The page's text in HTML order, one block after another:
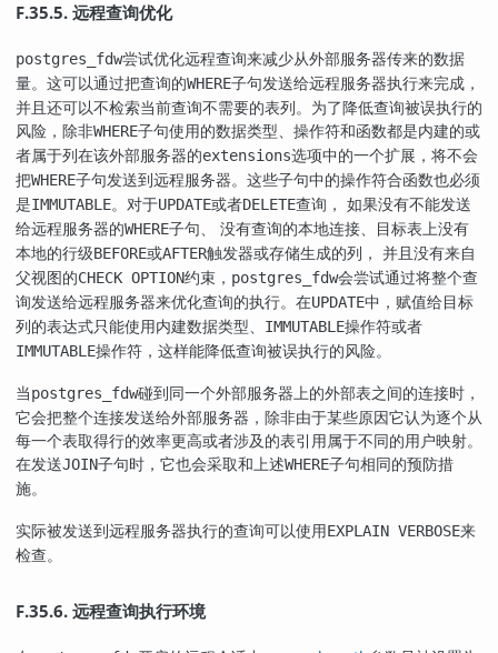
F.35.5. 远程查询优化
postgres_fdw尝试优化远程查询来减少从外部服务器传来的数据
量。这可以通过把查询的WHERE子句发送给远程服务器执行来完成，
并且还可以不检索当前查询不需要的表列。为了降低查询被误执行的
风险，除非WHERE子句使用的数据类型、操作符和函数都是内建的或
者属于列在该外部服务器的extensions选项中的一个扩展，将不会
把WHERE子句发送到远程服务器。这些子句中的操作符合函数也必须
是IMMUTABLE。对于UPDATE或者DELETE查询， 如果没有不能发送
给远程服务器的WHERE子句、 没有查询的本地连接、目标表上没有
本地的行级BEFORE或AFTER触发器或存储生成的列， 并且没有来自
父视图的CHECK OPTION约束， postgres_fdw会尝试通过将整个查
询发送给远程服务器来优化查询的执行。在UPDATE中，赋值给目标
列的表达式只能使用内建数据类型、
IMMUTABLE操作符或者
IMMUTABLE操作符，这样能降低查询被误执行的风险。
当postgres_fdw碰到同一个外部服务器上的外部表之间的连接时，
它会把整个连接发送给外部服务器，除非由于某些原因它认为逐个从
每一个表取得行的效率更高或者涉及的表引用属于不同的用户映射。
在发送JOIN子句时，它也会采取和上述WHERE子句相同的预防措
施。
实际被发送到远程服务器执行的查询可以使用EXPLAIN VERBOSE来
检查。
F.35.6. 远程查询执行环境